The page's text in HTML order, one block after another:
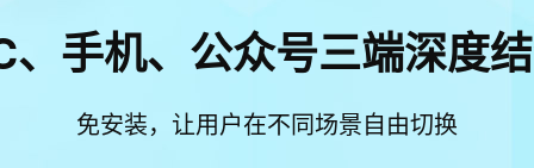
、手机、公众号三端深度
免安装，让用户在不同场景自由切换